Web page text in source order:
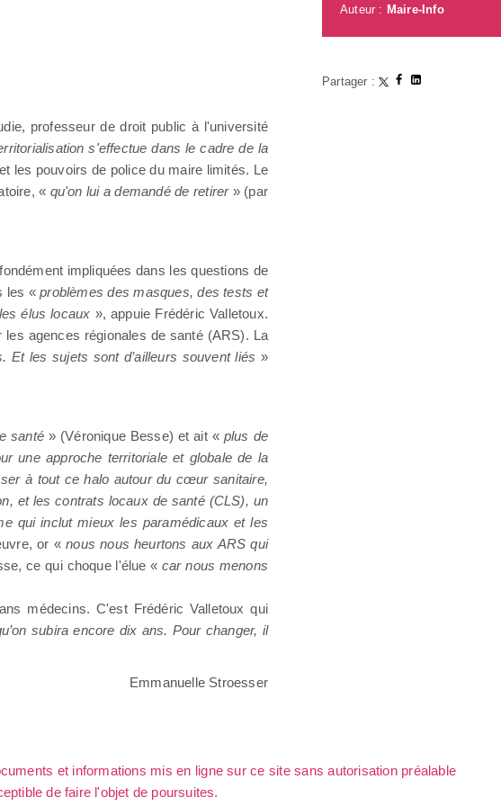
professeur de droit public à l'université
s'effectue dans le cadre de la
les pouvoirs de police du maire limités. Le
« qu'on lui a demandé de retirer » (par
impliquées dans les questions de
les «problèmes des masques, des tests et
élus locaux », appuie Frédéric Valletoux.
les agences régionales de santé (ARS). La
les sujets sont d’ailleurs souvent liés »
santé » (Véronique Besse) et ait « plus de
une approche territoriale et globale de la
à tout ce halo autour du cœur sanitaire,
et les contrats locaux de santé (CLS), un
qui inclut mieux les paramédicaux et les
or «nous nous heurtons aux ARS qui
ce qui choque l'élue « car nous menons
médecins. C'est Frédéric Valletoux qui
subira encore dix ans. Pour changer, il
Emmanuelle Stroesser
Auteur : Maire-Info
Partager :
et informations mis en ligne sur ce site sans autorisation préalable
de faire l'objet de poursuites.